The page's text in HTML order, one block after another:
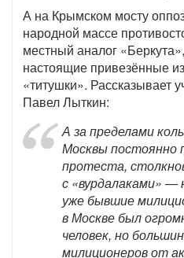
А на Крымском мосту
народной массе
местный аналог
настоящие привезённые
«титушки». Рассказывает
Павел Лыткин:
А за пределами
Москвы постоянно
протеста,
с «вурдалаками» —
уже бывшие
в Москве был
человек, но
милиционеров от